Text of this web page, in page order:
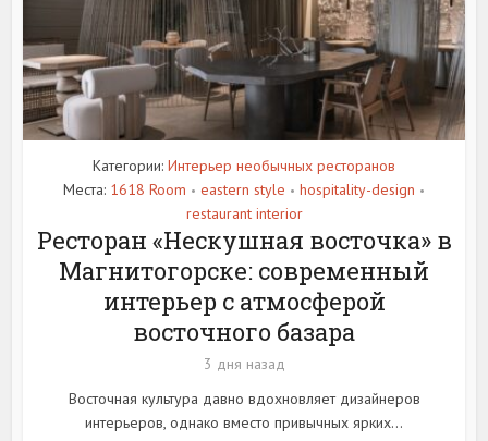
Категории: Интерьер необычных ресторанов
Места: 1618 Room • eastern style • hospitality-design •
restaurant interior
Ресторан «Нескушная восточка» в
Магнитогорске: современный
интерьер с атмосферой
восточного базара
3 дня назад
Восточная культура давно вдохновляет дизайнеров
интерьеров, однако вместо привычных ярких...